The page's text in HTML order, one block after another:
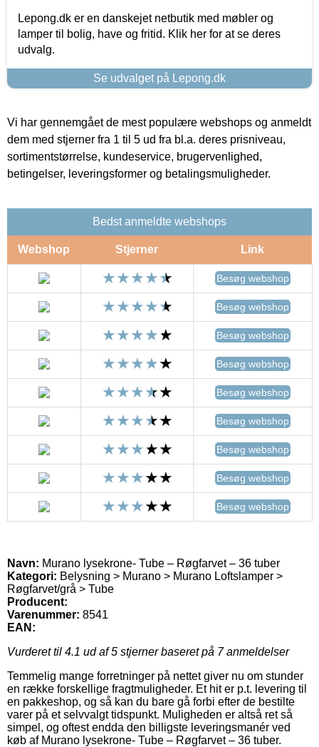
Lepong.dk er en danskejet netbutik med møbler og
lamper til bolig, have og fritid. Klik her for at se deres
udvalg.
Se udvalget på Lepong.dk
Vi har gennemgået de mest populære webshops og anmeldt
dem med stjerner fra 1 til 5 ud fra bl.a. deres prisniveau,
sortimentstørrelse, kundeservice, brugervenlighed,
betingelser, leveringsformer og betalingsmuligheder.
Bedst anmeldte webshops
Webshop Stjerner Link
Besøg webshop
Besøg webshop
Besøg webshop
Besøg webshop
Besøg webshop
Besøg webshop
Besøg webshop
Besøg webshop
Besøg webshop
Navn: Murano lysekrone- Tube – Røgfarvet – 36 tuber
Kategori: Belysning > Murano > Murano Loftslamper >
Røgfarvet/grå > Tube
Producent:
Varenummer: 8541
EAN:
Vurderet til 4.1 ud af 5 stjerner baseret på 7anmeldelser
Temmelig mange forretninger på nettet giver nu om stunder
en række forskellige fragtmuligheder. Et hit er p.t. levering til
en pakkeshop, og så kan du bare gå forbi efter de bestilte
varer på et selvvalgt tidspunkt. Muligheden er altså ret så
simpel, og oftest endda den billigste leveringsmanér ved
køb af Murano lysekrone- Tube – Røgfarvet – 36 tuber.